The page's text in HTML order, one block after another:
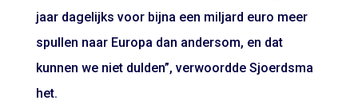
jaar dagelijks voor bijna een miljard euro meer
spullen naar Europa dan andersom, en dat
kunnen we niet dulden”, verwoordde Sjoerdsma
het.